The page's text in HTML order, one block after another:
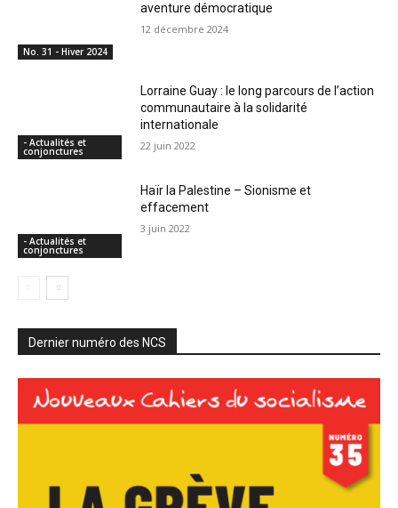
No. 31 - Hiver 2024
aventure démocratique
12 décembre 2024
- Actualités et
conjonctures
Lorraine Guay : le long parcours de l’action
communautaire à la solidarité
internationale
22 juin 2022
- Actualités et
conjonctures
Haïr la Palestine – Sionisme et
effacement
3 juin 2022
Dernier numéro des NCS